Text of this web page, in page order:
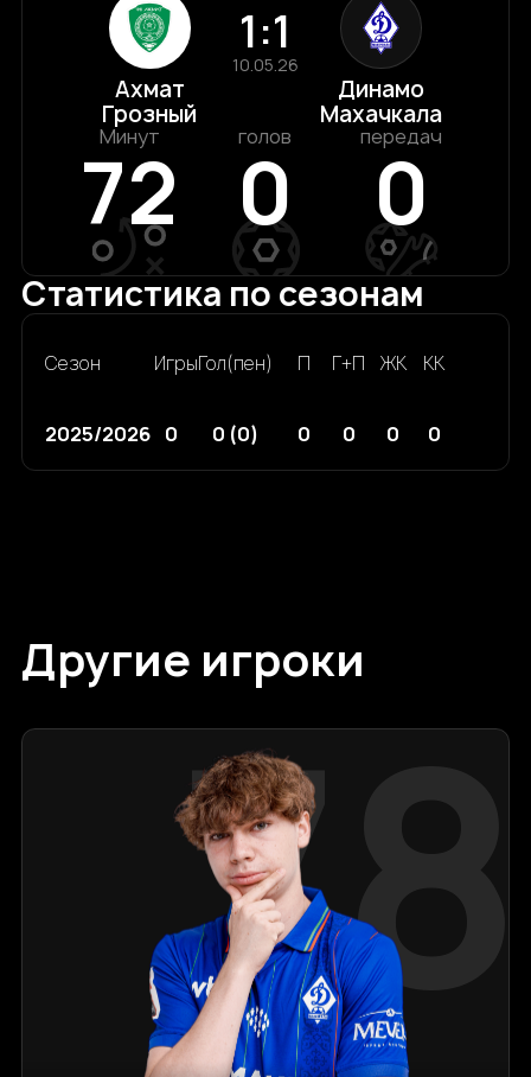
Ахмат
Грозный
1:1
10.05.26
Динамо
Махачкала
Минут
72
голов
0
передач
0
Статистика по сезонам
Сезон ИгрыГол(пен) П Г+П ЖК КК
2025/2026 0 0 (0) 0 0 0 0
Другие игроки
78